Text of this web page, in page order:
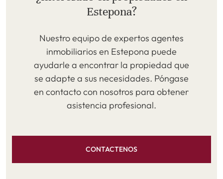
Estepona?
Nuestro equipo de expertos agentes
inmobiliarios en Estepona puede
ayudarle a encontrar la propiedad que
se adapte a sus necesidades. Póngase
en contacto con nosotros para obtener
asistencia profesional.
CONTACTENOS